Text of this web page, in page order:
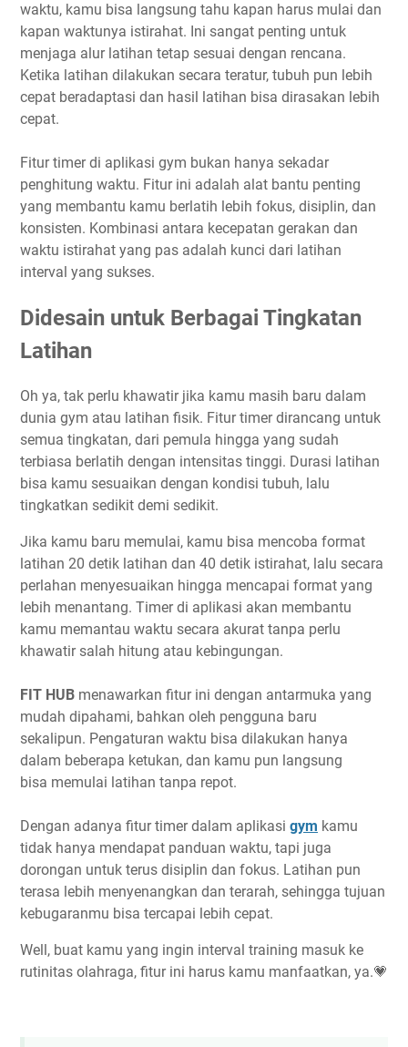
waktu, kamu bisa langsung tahu kapan harus mulai dan
kapan waktunya istirahat. Ini sangat penting untuk
menjaga alur latihan tetap sesuai dengan rencana.
Ketika latihan dilakukan secara teratur, tubuh pun lebih
cepat beradaptasi dan hasil latihan bisa dirasakan lebih
cepat.
Fitur timer di aplikasi gym bukan hanya sekadar
penghitung waktu. Fitur ini adalah alat bantu penting
yang membantu kamu berlatih lebih fokus, disiplin, dan
konsisten. Kombinasi antara kecepatan gerakan dan
waktu istirahat yang pas adalah kunci dari latihan
interval yang sukses.
Didesain untuk Berbagai Tingkatan
Latihan
Oh ya, tak perlu khawatir jika kamu masih baru dalam
dunia gym atau latihan fisik. Fitur timer dirancang untuk
semua tingkatan, dari pemula hingga yang sudah
terbiasa berlatih dengan intensitas tinggi. Durasi latihan
bisa kamu sesuaikan dengan kondisi tubuh, lalu
tingkatkan sedikit demi sedikit.
Jika kamu baru memulai, kamu bisa mencoba format
latihan 20 detik latihan dan 40 detik istirahat, lalu secara
perlahan menyesuaikan hingga mencapai format yang
lebih menantang. Timer di aplikasi akan membantu
kamu memantau waktu secara akurat tanpa perlu
khawatir salah hitung atau kebingungan.
FIT HUB menawarkan fitur ini dengan antarmuka yang
mudah dipahami, bahkan oleh pengguna baru
sekalipun. Pengaturan waktu bisa dilakukan hanya
dalam beberapa ketukan, dan kamu pun langsung
bisa memulai latihan tanpa repot.
Dengan adanya fitur timer dalam aplikasi gym kamu
tidak hanya mendapat panduan waktu, tapi juga
dorongan untuk terus disiplin dan fokus. Latihan pun
terasa lebih menyenangkan dan terarah, sehingga tujuan
kebugaranmu bisa tercapai lebih cepat.
Well, buat kamu yang ingin interval training masuk ke
rutinitas olahraga, fitur ini harus kamu manfaatkan, ya.💗